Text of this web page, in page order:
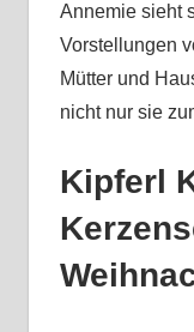
Annemie sieht
Vorstellungen
Mütter und
nicht nur sie
Kipferl